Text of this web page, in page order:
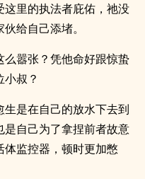
里的执法者庇佑，祂没
给自己添堵。
嚣张？凭他命好跟惊蛰
叔？
是在自己的放水下去到
自己为了拿捏前者故意
监控器，顿时更加憋